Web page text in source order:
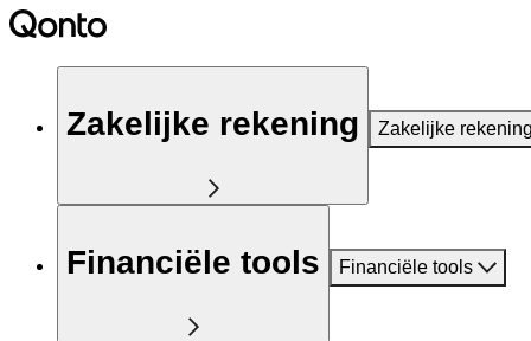
Zakelijke rekening Zakelijke
Financiële tools Financiële tools